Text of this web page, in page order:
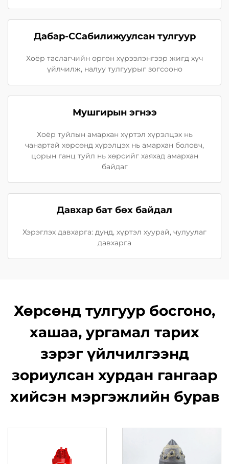
Дабар-ССабилижуулсан тулгуур
Хоёр таслагчийн өргөн хүрээлэнгээр жигд хүч
үйлчилж, налуу тулгуурыг зогсооно
Мушгирын эгнээ
Хоёр туйлын амархан хүртэл хүрэлцэх нь
чанартай хөрсөнд хүрэлцэх нь амархан боловч,
цорын ганц туйл нь хөрсийг хаяхад амархан
байдаг
Давхар бат бөх байдал
Хэрэглэх давхарга: дунд, хүртэл хуурай, чулуулаг
давхарга
Хөрсөнд тулгуур босгоно,
хашаа, ургамал тарих
зэрэг үйлчилгээнд
зориулсан хурдан гангаар
хийсэн мэргэжлийн бурав